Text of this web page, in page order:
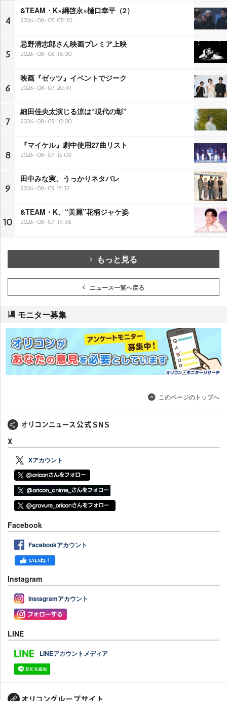
4
&TEAM・K×綱啓永×樋口幸平（2）
2026-08-08 08:30
5
忌野清志郎さん映画プレミア上映
2026-08-06 18:00
6
映画『ゼッツ』イベントでジーク
2026-08-07 20:41
7
細田佳央太演じる涼は“現代の彰”
2026-08-05 10:00
8
『マイケル』劇中使用27曲リスト
2026-08-07 15:00
9
田中みな実、うっかりネタバレ
2026-08-05 15:32
10
&TEAM・K、“美麗”花柄ジャケ姿
2026-08-07 19:36
もっと見る
ニュース一覧へ戻る
モニター募集
このページのトップへ
X
Xアカウント
Facebook
Facebookアカウント
Instagram
Instagramアカウント
LINE
LINEアカウントメディア